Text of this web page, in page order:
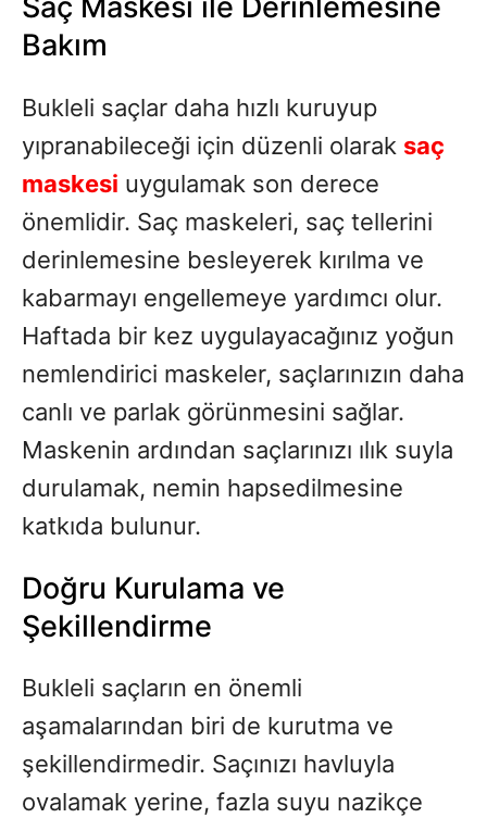
Saç Maskesi ile Derinlemesine
Bakım
Bukleli saçlar daha hızlı kuruyup
yıpranabileceği için düzenli olarak saç
maskesi uygulamak son derece
önemlidir. Saç maskeleri, saç tellerini
derinlemesine besleyerek kırılma ve
kabarmayı engellemeye yardımcı olur.
Haftada bir kez uygulayacağınız yoğun
nemlendirici maskeler, saçlarınızın daha
canlı ve parlak görünmesini sağlar.
Maskenin ardından saçlarınızı ılık suyla
durulamak, nemin hapsedilmesine
katkıda bulunur.
Doğru Kurulama ve
Şekillendirme
Bukleli saçların en önemli
aşamalarından biri de kurutma ve
şekillendirmedir. Saçınızı havluyla
ovalamak yerine, fazla suyu nazikçe